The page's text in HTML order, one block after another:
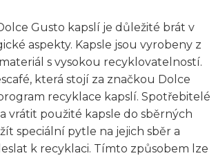
Gusto kapslí je důležité brát v
aspekty. Kapsle jsou vyrobeny z
s vysokou recyklovatelností.
která stojí za značkou Dolce
recyklace kapslí. Spotřebitelé
vrátit použité kapsle do sběrných
speciální pytle na jejich sběr a
k recyklaci. Tímto způsobem lze